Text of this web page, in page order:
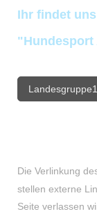
Ihr findet
"Hundesport
Die Verlinkung
stellen externe
Seite verlassen